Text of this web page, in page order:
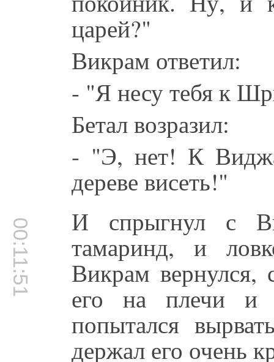
царей?"
Викрам ответил:
- "Я несу тебя к
Бетал возразил:
- "Э, нет! К
дереве висеть!"
00:11:51 И спрыгнул с
тамаринд, и
Викрам вернулся,
его на плечи и
попытался
держал его очень